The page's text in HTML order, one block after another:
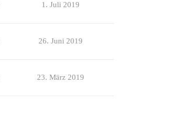
1. Juli 2019
26. Juni 2019
23. März 2019